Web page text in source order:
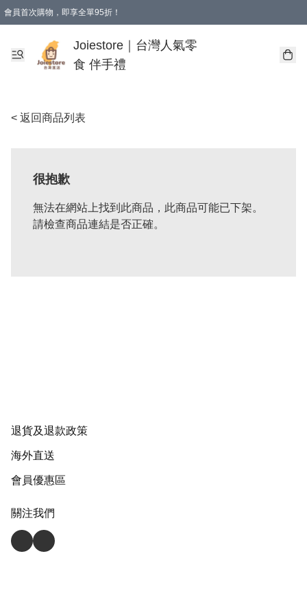
會員首次購物，即享全單95折！
購物滿 HKD 350.00即享免運費優惠！（適用於 本地送貨、本地取貨 )
Joiestore｜台灣人氣零
食 伴手禮
< 返回商品列表
很抱歉
無法在網站上找到此商品，此商品可能已下架。
請檢查商品連結是否正確。
退貨及退款政策
海外直送
會員優惠區
關注我們